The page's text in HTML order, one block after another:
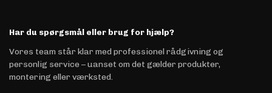
Har du spørgsmål eller brug for hjælp?
Vores team står klar med professionel rådgivning og
personlig service – uanset om det gælder produkter,
montering eller værksted.